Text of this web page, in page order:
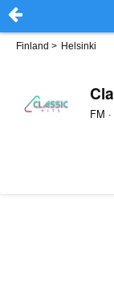
Finland > Helsinki
FM